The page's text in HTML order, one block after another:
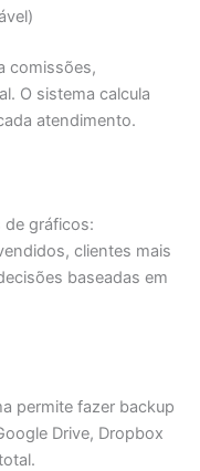
comissões,
O sistema calcula
atendimento.
de gráficos:
clientes mais
baseadas em
permite fazer backup
Drive, Dropbox